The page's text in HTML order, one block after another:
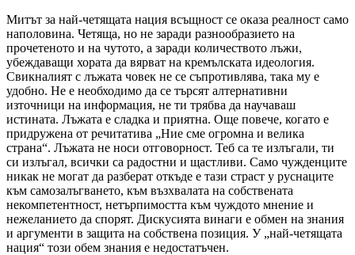
Митът за най-четящата нация всъщност се оказа реалност само
наполовина. Четяща, но не заради разнообразието на
прочетеното и на чутото, а заради количеството лъжи,
убеждаващи хората да вярват на кремълската идеология.
Свикналият с лъжата човек не се съпротивлява, така му е
удобно. Не е необходимо да се търсят алтернативни
източници на информация, не ти трябва да научаваш
истината. Лъжата е сладка и приятна. Още повече, когато е
придружена от речитатива „Ние сме огромна и велика
страна“. Лъжата не носи отговорност. Теб са те излъгали, ти
си излъгал, всички са радостни и щастливи. Само чужденците
никак не могат да разберат откъде е тази страст у руснаците
към самозалъгването, към възхвалата на собствената
некомпетентност, нетърпимостта към чуждото мнение и
нежеланието да спорят. Дискусията винаги е обмен на знания
и аргументи в защита на собствена позиция. У „най-четящата
нация“ този обем знания е недостатъчен.